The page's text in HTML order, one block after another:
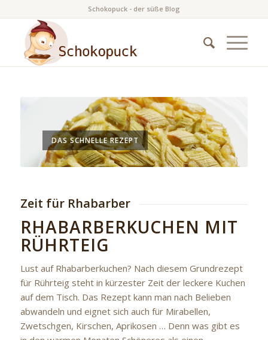
Schokopuck - der süße Blog
DAS SCHNELLE REZEPT
Zeit für Rhabarber
RHABARBERKUCHEN MIT
RÜHRTEIG
Lust auf Rhabarberkuchen? Nach diesem Grundrezept
für Rührteig steht in kürzester Zeit der leckere Kuchen
auf dem Tisch. Das Rezept kann man nach Belieben
abwandeln und eignet sich auch für Mirabellen,
Zwetschgen, Kirschen, Aprikosen … Denn was gibt es